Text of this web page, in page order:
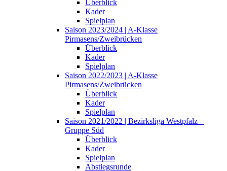
Überblick
Kader
Spielplan
Saison 2023/2024 | A-Klasse
Pirmasens/Zweibrücken
Überblick
Kader
Spielplan
Saison 2022/2023 | A-Klasse
Pirmasens/Zweibrücken
Überblick
Kader
Spielplan
Saison 2021/2022 | Bezirksliga Westpfalz –
Gruppe Süd
Überblick
Kader
Spielplan
Abstiegsrunde